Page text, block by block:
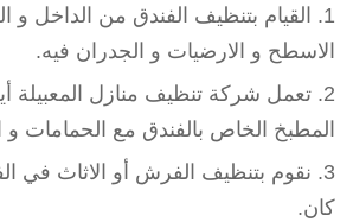
القيام بتنظيف الفندق من الداخل و
الاسطح و الارضيات و الجدران فيه.
تعمل شركة تنظيف منازل المعبيلة
المطبخ الخاص بالفندق مع الحمامات و
نقوم بتنظيف الفرش أو الاثاث في
كان.